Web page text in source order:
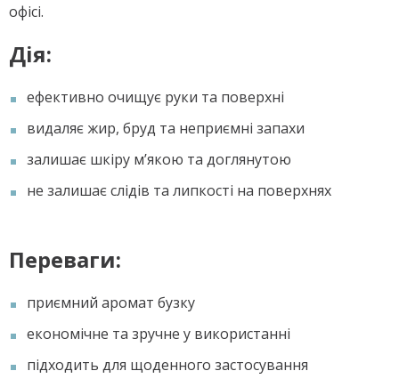
офісі.
Дія:
ефективно очищує руки та поверхні
видаляє жир, бруд та неприємні запахи
залишає шкіру м’якою та доглянутою
не залишає слідів та липкості на поверхнях
Переваги:
приємний аромат бузку
економічне та зручне у використанні
підходить для щоденного застосування